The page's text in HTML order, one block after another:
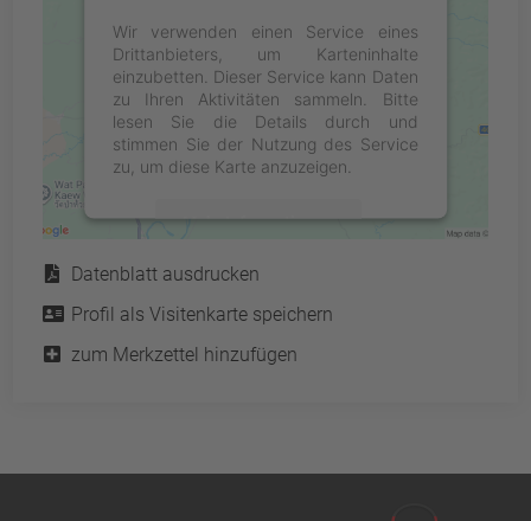
Wir verwenden einen Service eines
Drittanbieters, um Karteninhalte
einzubetten. Dieser Service kann Daten
zu Ihren Aktivitäten sammeln. Bitte
lesen Sie die Details durch und
stimmen Sie der Nutzung des Service
zu, um diese Karte anzuzeigen.
Mehr Informationen
Akzeptieren
powered by Usercentrics Consent
Management Platform
Service
Datenblatt ausdrucken
Profil als Visitenkarte speichern
zum Merkzettel hinzufügen